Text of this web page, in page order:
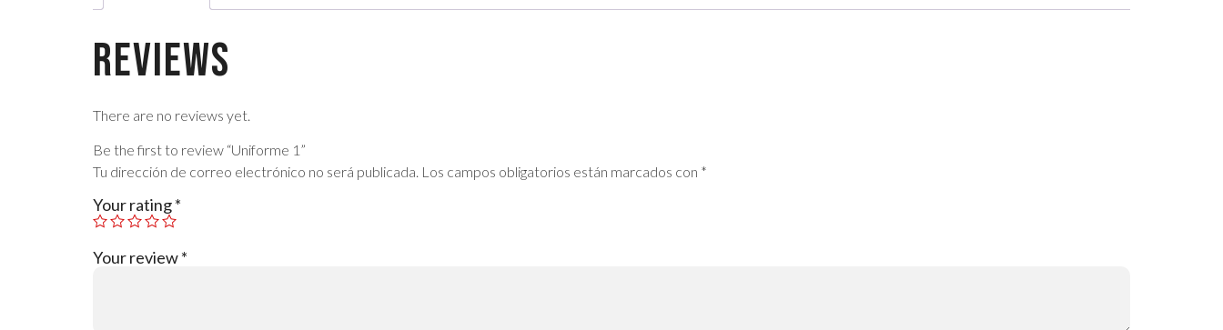
Reviews
There are no reviews yet.
Be the first to review “Uniforme 1”
Tu dirección de correo electrónico no será publicada. Los campos obligatorios están marcados con *
Your rating*
Your review*